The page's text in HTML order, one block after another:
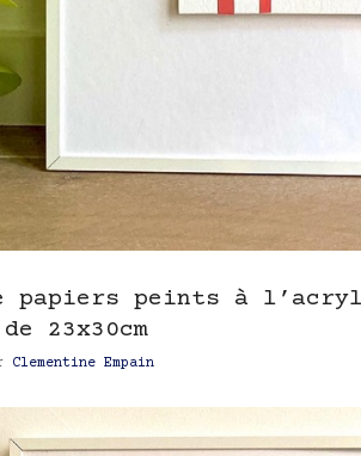
papiers peints à
23x30cm
Clementine Empain